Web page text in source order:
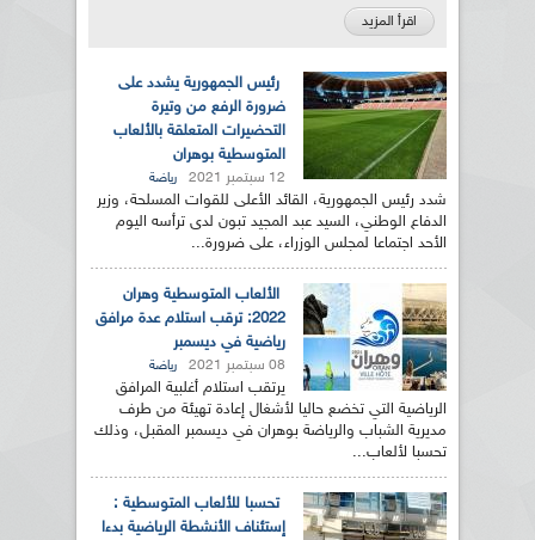
اقرأ المزيد
رئيس الجمهورية يشدد على
ضرورة الرفع من وتيرة
التحضيرات المتعلقة بالألعاب
المتوسطية بوهران
12 سبتمبر 2021 رياضة
شدد رئيس الجمهورية، القائد الأعلى للقوات المسلحة، وزير
الدفاع الوطني، السيد عبد المجيد تبون لدى ترأسه اليوم
الأحد اجتماعا لمجلس الوزراء، على ضرورة...
الألعاب المتوسطية وهران
2022: ترقب استلام عدة مرافق
رياضية في ديسمبر
08 سبتمبر 2021 رياضة
يرتقب استلام أغلبية المرافق
الرياضية التي تخضع حاليا لأشغال إعادة تهيئة من طرف
مديرية الشباب والرياضة بوهران في ديسمبر المقبل، وذلك
تحسبا لألعاب...
تحسبا للألعاب المتوسطية :
إستئناف الأنشطة الرياضية بدءا